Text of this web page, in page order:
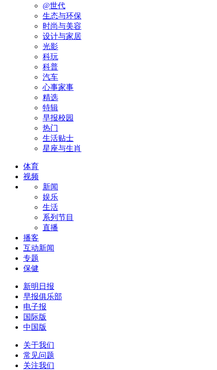
@世代
生态与环保
时尚与美容
设计与家居
光影
科玩
科普
汽车
心事家事
精选
特辑
早报校园
热门
生活贴士
星座与生肖
体育
视频
新闻
娱乐
生活
系列节目
直播
播客
互动新闻
专题
保健
新明日报
早报俱乐部
电子报
国际版
中国版
关于我们
常见问题
关注我们